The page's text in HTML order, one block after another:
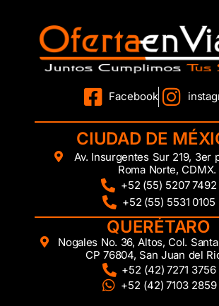
Facebook
CIUDAD DE
Av. Insurgentes Sur 219, 3er
Roma Norte, CDMX.
+52 (55) 5207 7492
+52 (55) 5531 0105
QUERÉTARO
Nogales No. 36, Altos, Col.
CP 76804, San Juan del
+52 (42) 7271 3756
+52 (42) 7103 2859